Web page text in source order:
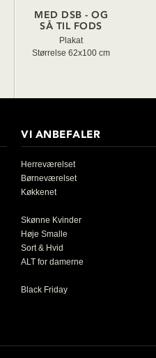
MED DSB - OG
SÅ TIL FODS
Plakat
Størrelse 62x100 cm
VI ANBEFALER
Herreværelset
Børneværelset
Køkkenet
Skønne Kvinder
Høje Smalle
Sort & Hvid
ALT for damerne
Black Friday